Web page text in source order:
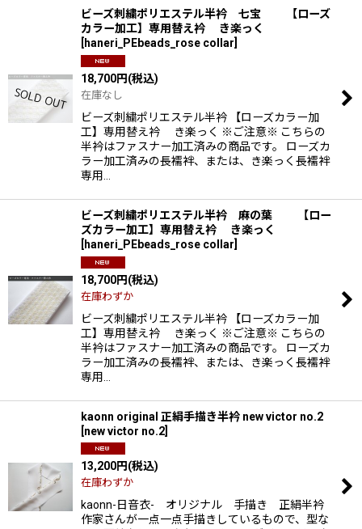
ビーズ刺繍ポリエステル半衿 七宝 【ローズ
カラー加工】専用替え衿 き楽っく
haneri_PEbeads_rose collar
18,700円(税込)
在庫なし
ビーズ刺繍ポリエステル半衿 【ローズカラー加
工】専用替え衿 き楽っく ※ご注意※ こちらの
半衿はファスナー加工済みの商品です。 ローズカ
ラー加工済みの長襦袢、または、き楽っく長襦袢
専用…
ビーズ刺繍ポリエステル半衿 麻の葉 【ロー
ズカラー加工】専用替え衿 き楽っく
haneri_PEbeads_rose collar
18,700円(税込)
在庫わずか
ビーズ刺繍ポリエステル半衿 【ローズカラー加
工】専用替え衿 き楽っく ※ご注意※ こちらの
半衿はファスナー加工済みの商品です。 ローズカ
ラー加工済みの長襦袢、または、き楽っく長襦袢
専用…
kaonn original 正絹手描き半衿 new victor no.2
new victor no.2
13,200円(税込)
在庫わずか
kaonn-日音衣- オリジナル 手描き 正絹半衿
作家さんが一点一点手描きしているもので、型な